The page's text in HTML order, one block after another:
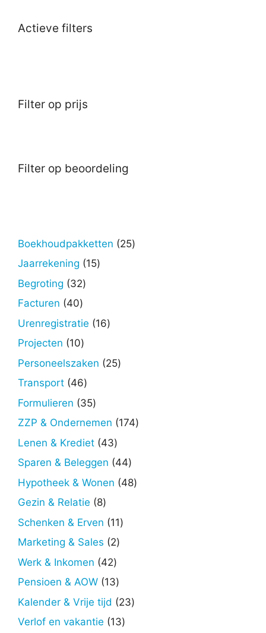
Actieve filters
Filter op prijs
Filter op beoordeling
Boekhoudpakketten 2525
Jaarrekening 1515
Begroting 3232
Facturen 4040
producten
Urenregistratie 1616
Projecten 1010
producten
Personeelszaken 2525
Transport 4646
producten
Formulieren 3535
producten
ZZP & Ondernemen 174174
Lenen & Krediet 4343
producten
Sparen & Beleggen 4444
producten
Hypotheek & Wonen 4848
Gezin & Relatie 88
producten
Schenken & Erven 1111
Marketing & Sales 22
Werk & Inkomen 4242
producten
Pensioen & AOW 1313
producten
Kalender & Vrije tijd 2323
Verlof en vakantie 1313